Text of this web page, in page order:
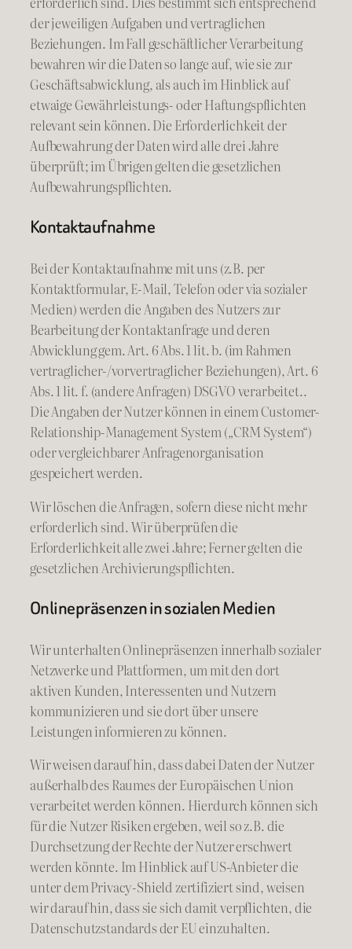
der jeweiligen Aufgaben und vertraglichen
Beziehungen. Im Fall geschäftlicher Verarbeitung
bewahren wir die Daten so lange auf, wie sie zur
Geschäftsabwicklung, als auch im Hinblick auf
etwaige Gewährleistungs- oder Haftungspflichten
relevant sein können. Die Erforderlichkeit der
Aufbewahrung der Daten wird alle drei Jahre
überprüft; im Übrigen gelten die gesetzlichen
Aufbewahrungspflichten.
Kontaktaufnahme
Bei der Kontaktaufnahme mit uns (z.B. per
Kontaktformular, E-Mail, Telefon oder via sozialer
Medien) werden die Angaben des Nutzers zur
Bearbeitung der Kontaktanfrage und deren
Abwicklung gem. Art. 6 Abs. 1 lit. b. (im Rahmen
vertraglicher-/vorvertraglicher Beziehungen), Art. 6
Abs. 1 lit. f. (andere Anfragen) DSGVO verarbeitet..
Die Angaben der Nutzer können in einem Customer-
Relationship-Management System („CRM System“)
oder vergleichbarer Anfragenorganisation
gespeichert werden.
Wir löschen die Anfragen, sofern diese nicht mehr
erforderlich sind. Wir überprüfen die
Erforderlichkeit alle zwei Jahre; Ferner gelten die
gesetzlichen Archivierungspflichten.
Onlinepräsenzen in sozialen Medien
Wir unterhalten Onlinepräsenzen innerhalb sozialer
Netzwerke und Plattformen, um mit den dort
aktiven Kunden, Interessenten und Nutzern
kommunizieren und sie dort über unsere
Leistungen informieren zu können.
Wir weisen darauf hin, dass dabei Daten der Nutzer
außerhalb des Raumes der Europäischen Union
verarbeitet werden können. Hierdurch können sich
für die Nutzer Risiken ergeben, weil so z.B. die
Durchsetzung der Rechte der Nutzer erschwert
werden könnte. Im Hinblick auf US-Anbieter die
unter dem Privacy-Shield zertifiziert sind, weisen
wir darauf hin, dass sie sich damit verpflichten, die
Datenschutzstandards der EU einzuhalten.